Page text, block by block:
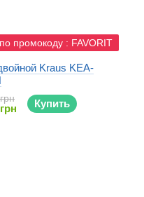
промокоду : FAVORIT
Kraus KEA-
Купить